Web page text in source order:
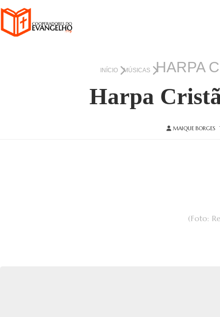
INÍCIO MÚSICAS HARPA
Harpa
MAIQUE BORGES
(Foto: